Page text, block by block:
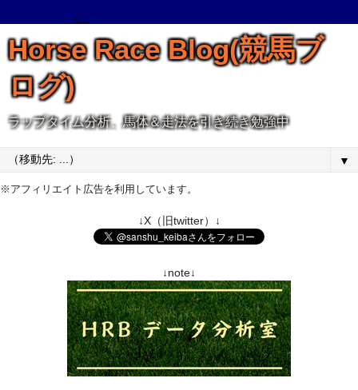
Horse Race Blog(競馬ブ
ログ)
ラップタイム分析、馬体＆走法を引き続き勉強中
▼
※アフィリエイト広告を利用しています。
↓X（旧twitter）↓
↓note↓